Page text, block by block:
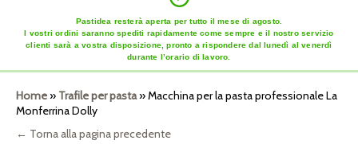
Pastidea resterà aperta per tutto il mese di agosto.
I vostri ordini saranno spediti rapidamente come sempre e il nostro servizio
clienti sarà a vostra disposizione, pronto a rispondere dal lunedì al venerdì
durante l’orario di lavoro.
Home» Trafile per pasta»Macchina per la pasta professionale La
Monferrina Dolly
← Torna alla pagina precedente